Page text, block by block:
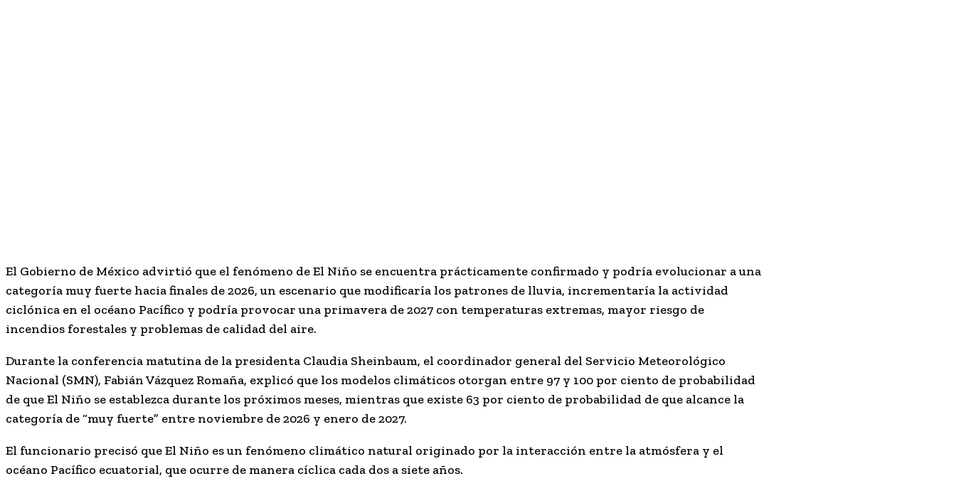
El Gobierno de México advirtió que el fenómeno deEl Niño se encuentra prácticamente confirmado y podría evolucionar a una
categoría muy fuerte hacia finales de 2026, un escenario que modificaría los patrones de lluvia, incrementaría la actividad
ciclónica en el océano Pacífico y podría provocar una primavera de 2027 con temperaturas extremas, mayor riesgo de
incendios forestales y problemas de calidad del aire.
Durante la conferencia matutina de la presidenta Claudia Sheinbaum, el coordinador general del Servicio Meteorológico
Nacional (SMN), Fabián Vázquez Romaña, explicó que los modelos climáticos otorgan entre 97 y 100 por ciento de probabilidad
de que El Niño se establezca durante los próximos meses, mientras que existe 63 por ciento de probabilidad de que alcance la
categoría de “muy fuerte” entre noviembre de 2026 y enero de 2027.
El funcionario precisó que El Niño es un fenómeno climático natural originado por la interacción entre la atmósfera y el
océano Pacífico ecuatorial, que ocurre de manera cíclica cada dos a siete años.